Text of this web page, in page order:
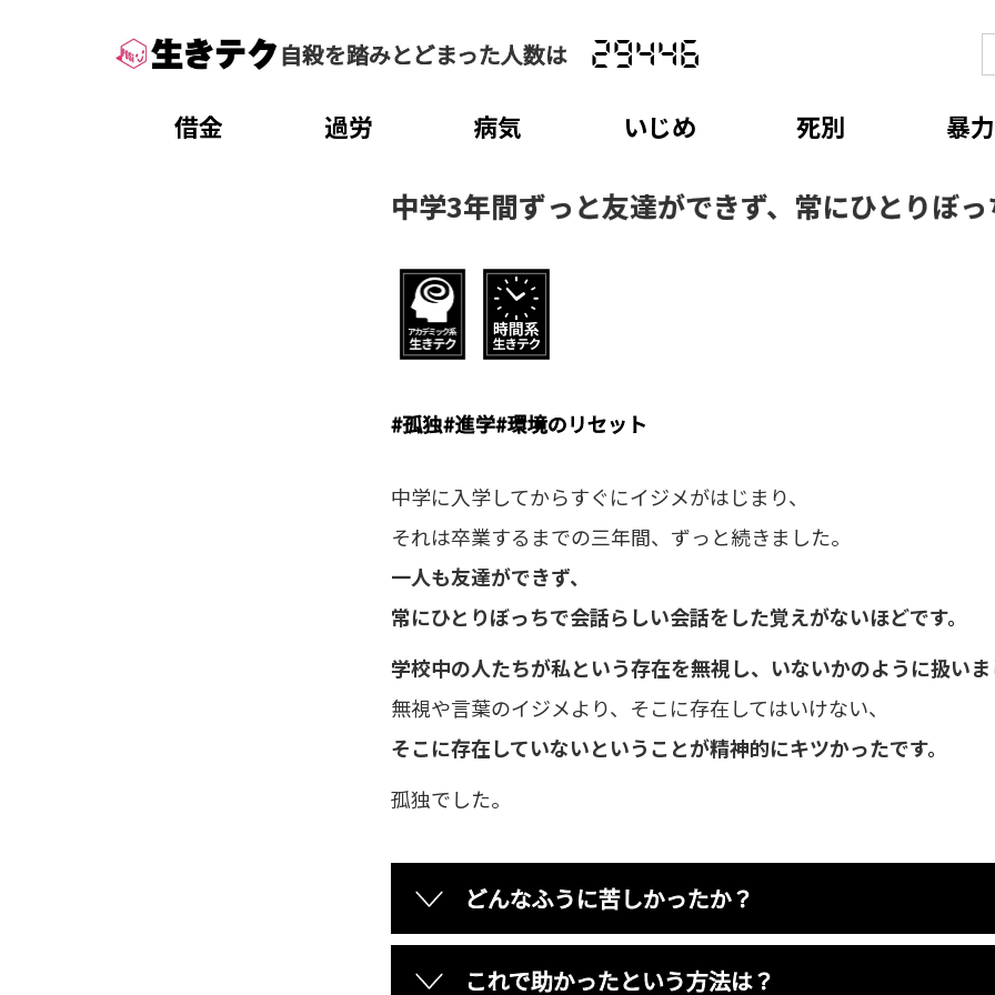
自殺を踏みとどまった人数は 29446
借金 過労 病気 いじめ 死別 暴力
中学3年間ずっと友達ができず、常にひとりぼっ
#孤独#進学#環境のリセット
中学に入学してからすぐにイジメがはじまり、
それは卒業するまでの三年間、ずっと続きました。
一人も友達ができず、
常にひとりぼっちで会話らしい会話をした覚えがないほどです。
学校中の人たちが私という存在を無視し、いないかのように扱い
無視や言葉のイジメより、そこに存在してはいけない、
そこに存在していないということが精神的にキツかったです。
孤独でした。
どんなふうに苦しかったか？
これで助かったという方法は？